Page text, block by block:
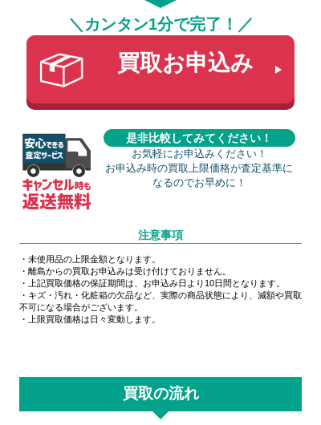
＼カンタン1分で完了！／
買取お申込み
是非比較してみてください！
お気軽にお申込みください！
お申込み時の買取上限価格が査定基準に
なるのでお早めに！
注意事項
・未使用品の上限金額となります。
・離島からの買取お申込みは受け付けておりません。
・上記買取価格の保証期間は、お申込み日より10日間となります。
・キズ・汚れ・化粧箱の欠品など、実際の商品状態により、減額や買取
不可になる場合がございます。
・上限買取価格は日々変動します。
買取の流れ